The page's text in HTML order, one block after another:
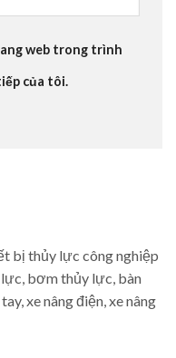
web trong trình
của tôi.
bị thủy lực công nghiệp
bơm thủy lực, bàn
xe nâng điện, xe nâng